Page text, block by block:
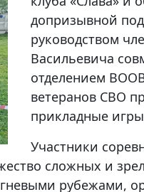
допризывной
руководством
Васильевича
отделением
ветеранов СВО
прикладные
Участники
сложных и
рубежами,